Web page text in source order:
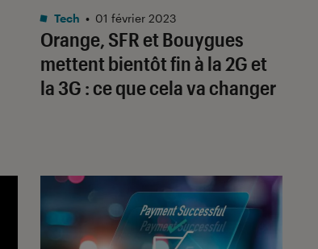
Orange, SFR et Bouygues
mettent bientôt fin à la 2G et
la 3G : ce que cela va changer
Tech • 01 février 2023